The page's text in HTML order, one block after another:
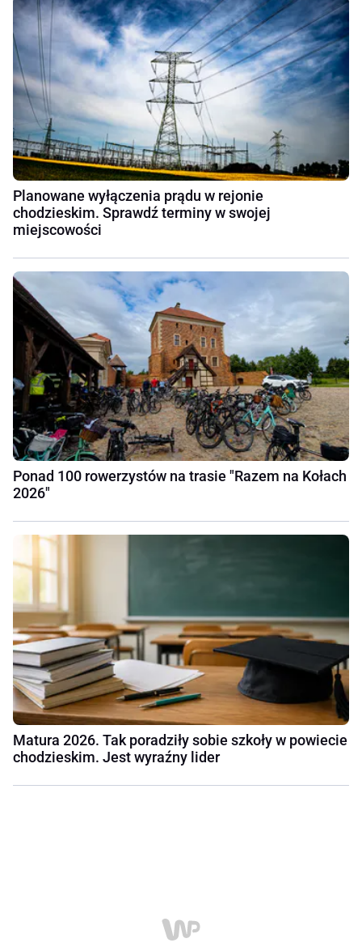
Planowane wyłączenia prądu w rejonie
chodzieskim. Sprawdź terminy w swojej
miejscowości
Ponad 100 rowerzystów na trasie "Razem na Kołach
2026"
Matura 2026. Tak poradziły sobie szkoły w powiecie
chodzieskim. Jest wyraźny lider